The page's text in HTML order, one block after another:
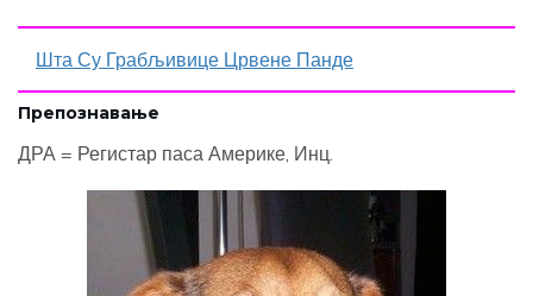
Шта Су Грабљивице Црвене Панде
Препознавање
ДРА = Регистар паса Америке, Инц.